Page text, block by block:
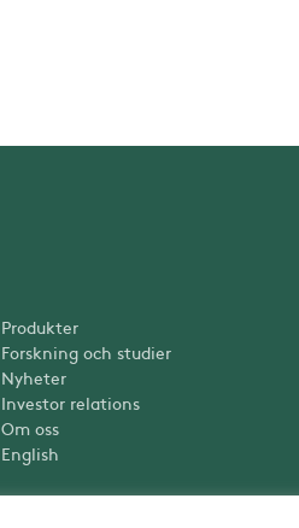
Produkter
Forskning och studier
Nyheter
Investor relations
Om oss
English